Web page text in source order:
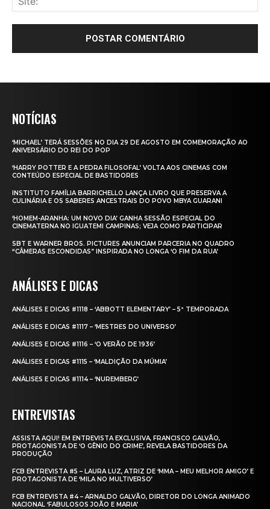
NOTÍCIAS
‘MICHAEL’ TERÁ SESSÕES NO DIA 29 DE AGOSTO EM COMEMORAÇÃO AO
ANIVERSÁRIO DO REI DO POP
‘HARRY POTTER E A PEDRA FILOSOFAL’ VOLTA AOS CINEMAS COM
CONTEÚDO ESPECIAL DE BASTIDORES
INSTITUTO FAMÍLIA BARRICHELLO LANÇA LIVRO QUE PRESERVA A
CULINÁRIA E OS SABERES ANCESTRAIS DO POVO MBYA GUARANI
‘HOMEM-ARANHA: UM NOVO DIA’ GANHA SESSÃO ESPECIAL DO
CINEMATERNA NO IGUATEMI CAMPINAS; VEJA COMO PARTICIPAR
SBT E WARNER BROS. PICTURES ANUNCIAM PARCERIA NO QUADRO
“CÂMERAS ESCONDIDAS” INSPIRADA NO LONGA ‘O FIM DA RUA’
ANÁLISES E DICAS
ANÁLISES E DICAS #1118 – ‘ABBOTT ELEMENTARY’ – 5ª TEMPORADA
ANÁLISES E DICAS #1117 – ‘MESTRES DO UNIVERSO’
ANÁLISES E DICAS #1116 – ‘O VERÃO DE 1936’
ANÁLISES E DICAS #1115 – ‘MALDIÇÃO DA MÚMIA’
ANÁLISES E DICAS #1114 – ‘NUREMBERG’
ENTREVISTAS
ASSISTA AQUI! EM ENTREVISTA EXCLUSIVA, FRANCISCO GALVÃO,
PROTAGONISTA DE ‘O GÊNIO DO CRIME’, REVELA BASTIDORES DA
PRODUÇÃO
FCB ENTREVISTA #5 – LAURA LUZ, ATRIZ DE ‘MMA – MEU MELHOR AMIGO’ E
PROTAGONISTA DE ‘MILA NO MULTIVERSO’
FCB ENTREVISTA #4 – ARNALDO GALVÃO, DIRETOR DO LONGA ANIMADO
NACIONAL ‘FABULOSOS JOÃO E MARIA’